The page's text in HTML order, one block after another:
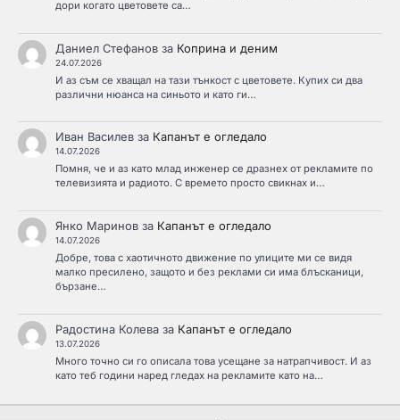
дори когато цветовете са…
Даниел Стефановза Коприна и деним
24.07.2026
И аз съм се хващал на тази тънкост с цветовете. Купих си два
различни нюанса на синьото и като ги…
Иван Василевза Капанът е огледало
14.07.2026
Помня, че и аз като млад инженер се дразнех от рекламите по
телевизията и радиото. С времето просто свикнах и…
Янко Мариновза Капанът е огледало
14.07.2026
Добре, това с хаотичното движение по улиците ми се видя
малко пресилено, защото и без реклами си има блъсканици,
бързане…
Радостина Колеваза Капанът е огледало
13.07.2026
Много точно си го описала това усещане за натрапчивост. И аз
като теб години наред гледах на рекламите като на…